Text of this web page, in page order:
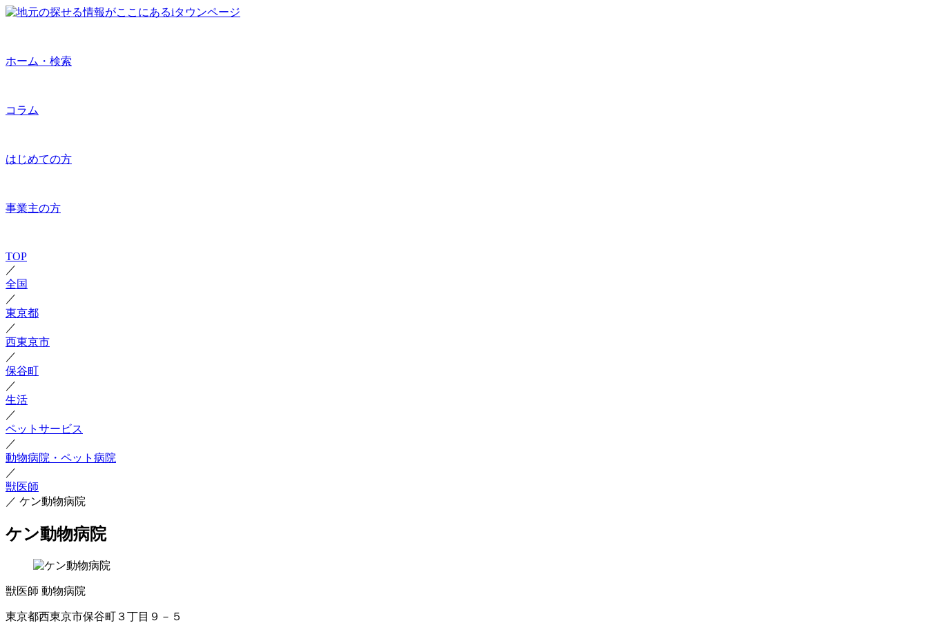
ホーム・検索
コラム
はじめての方
事業主の方
TOP
／
全国
／
東京都
／
西東京市
／
保谷町
／
生活
／
ペットサービス
／
動物病院・ペット病院
／
獣医師
／ ケン動物病院
ケン動物病院
獣医師 動物病院
東京都西東京市保谷町３丁目９－５